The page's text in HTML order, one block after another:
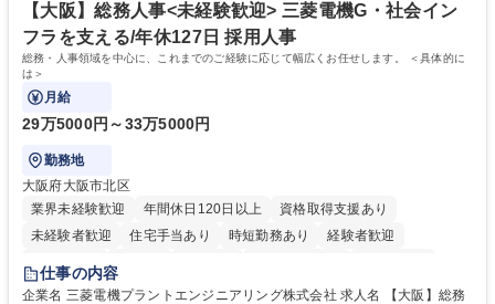
未満のため、無理なく経理として専門性を身につけられる環境です。 学
歴・資格 学歴：大学院 大学 高専 短大 専修学校 高校 語学力： 資格：日商
簿記検定1級 日商簿記検定2級
【大阪】総務人事<未経験歓迎> 三菱電機G・社会イン
フラを支える/年休127日 採用人事
総務・人事領域を中心に、これまでのご経験に応じて幅広くお任せします。 ＜具体的に
は＞
月給
29万5000円～33万5000円
勤務地
大阪府大阪市北区
業界未経験歓迎
年間休日120日以上
資格取得支援あり
未経験者歓迎
住宅手当あり 時短勤務あり
経験者歓迎
退職金あり
駅近5分以内
土日祝休み 服装自由 寮・社宅あり 食事補助あり
仕事の内容
企業名 三菱電機プラントエンジニアリング株式会社 求人名 【大阪】総務